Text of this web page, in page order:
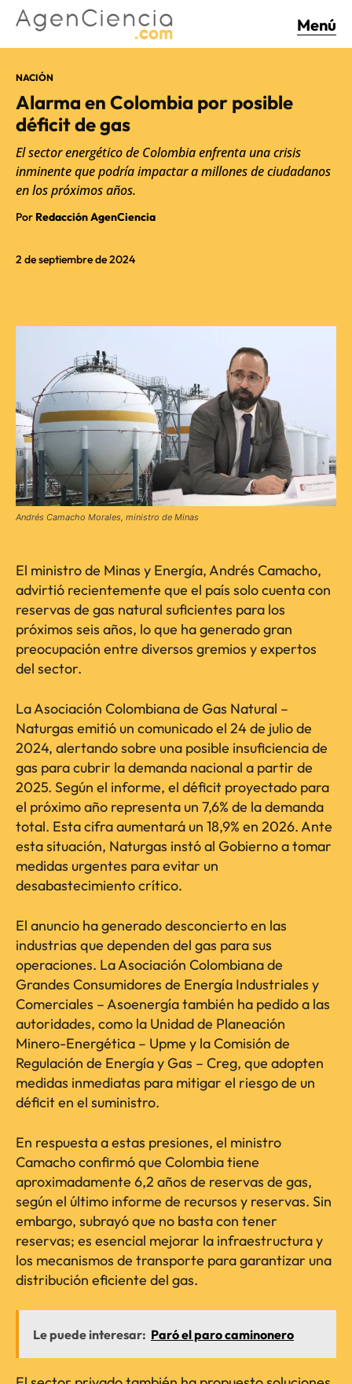
Menú
2 de septiembre de 2024
NACIÓN
Alarma en Colombia por posible
déficit de gas
El sector energético de Colombia enfrenta una crisis
inminente que podría impactar a millones de ciudadanos
en los próximos años.
Por Redacción AgenCiencia
Andrés Camacho Morales, ministro de Minas
El ministro de Minas y Energía, Andrés Camacho,
advirtió recientemente que el país solo cuenta con
reservas de gas natural suficientes para los
próximos seis años, lo que ha generado gran
preocupación entre diversos gremios y expertos
del sector.
La Asociación Colombiana de Gas Natural –
Naturgas emitió un comunicado el 24 de julio de
2024, alertando sobre una posible insuficiencia de
gas para cubrir la demanda nacional a partir de
2025. Según el informe, el déficit proyectado para
el próximo año representa un 7,6% de la demanda
total. Esta cifra aumentará un 18,9% en 2026. Ante
esta situación, Naturgas instó al Gobierno a tomar
medidas urgentes para evitar un
desabastecimiento crítico.
El anuncio ha generado desconcierto en las
industrias que dependen del gas para sus
operaciones. La Asociación Colombiana de
Grandes Consumidores de Energía Industriales y
Comerciales – Asoenergía también ha pedido a las
autoridades, como la Unidad de Planeación
Minero-Energética – Upme y la Comisión de
Regulación de Energía y Gas – Creg, que adopten
medidas inmediatas para mitigar el riesgo de un
déficit en el suministro.
En respuesta a estas presiones, el ministro
Camacho confirmó que Colombia tiene
aproximadamente 6,2 años de reservas de gas,
según el último informe de recursos y reservas. Sin
embargo, subrayó que no basta con tener
reservas; es esencial mejorar la infraestructura y
los mecanismos de transporte para garantizar una
distribución eficiente del gas.
Le puede interesar: Paró el paro caminonero